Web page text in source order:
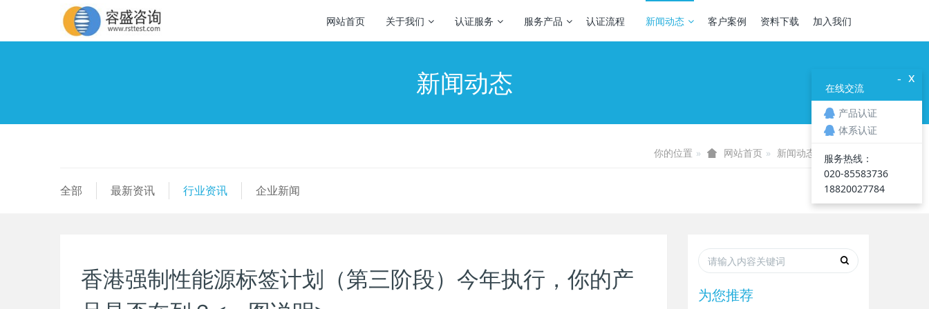
网站首页 关于我们 认证服务 服务产品 认证流程 新闻动态 客户案例 资料下载 加入我们
新闻动态
你的位置 网站首页 新闻动态 行业资讯
全部 最新资讯 行业资讯 企业新闻
香港强制性能源标签计划（第三阶段）今年执行，你的产
为您推荐
x
-
在线交流
产品认证
体系认证
服务热线：
020-85583736
18820027784